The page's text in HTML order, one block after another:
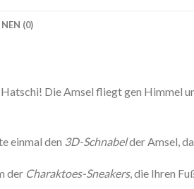
(0)
Die Amsel fliegt gen Himmel
einmal den 3D-Schnabelder Amsel,
der Charaktoes-Sneakers, die Ihren